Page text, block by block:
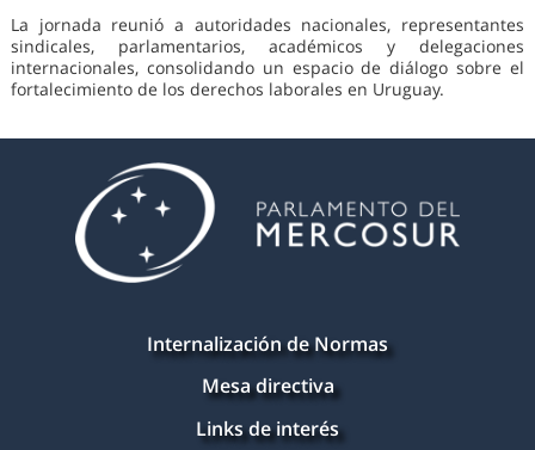
La jornada reunió a autoridades nacionales, representantes
sindicales, parlamentarios, académicos y delegaciones
internacionales, consolidando un espacio de diálogo sobre el
fortalecimiento de los derechos laborales en Uruguay.
Internalización de Normas
Mesa directiva
Links de interés